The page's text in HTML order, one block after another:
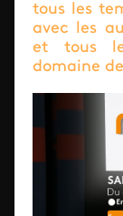
tous les
avec les
et tous
domaine